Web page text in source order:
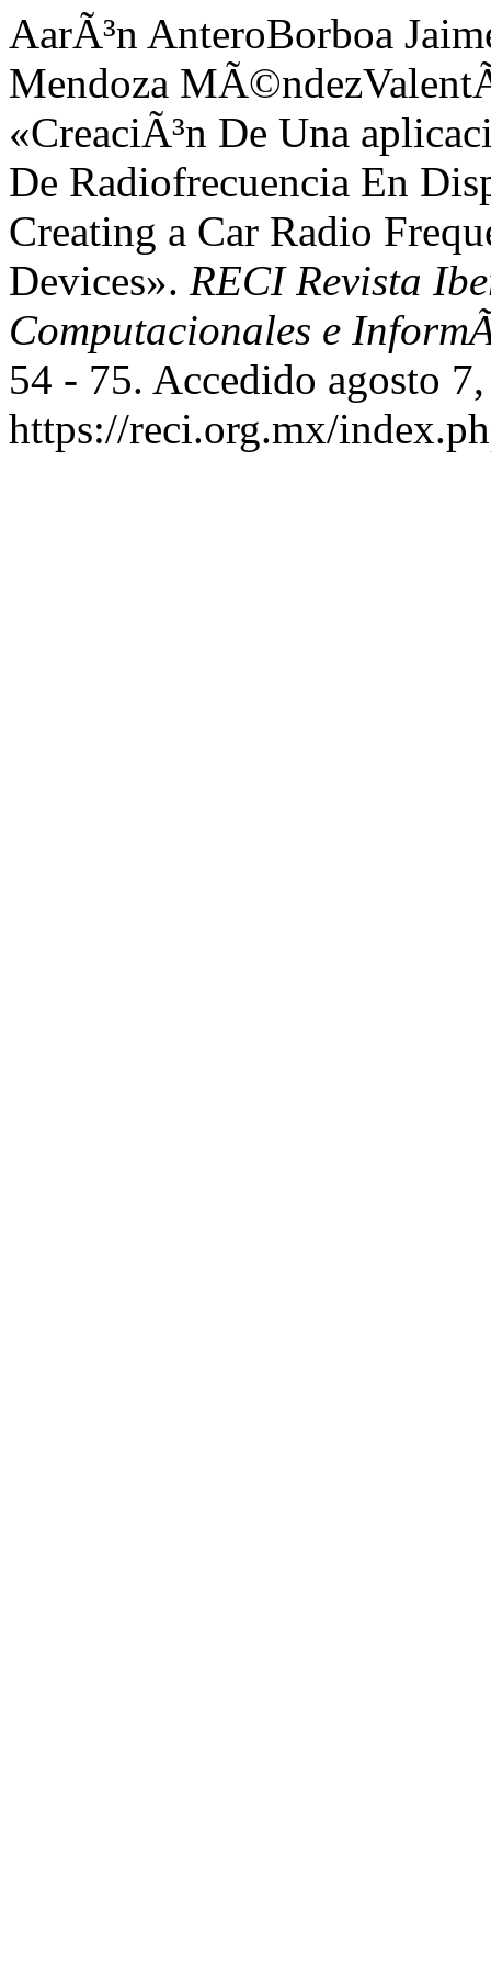
AarÃ³n AnteroBorboa
Mendoza
«CreaciÃ³n De Una
De Radiofrecuencia En
Creating a Car Radio
Devices». RECI Revista
Computacionales e
54 - 75. Accedido agosto
https://reci.org.mx/